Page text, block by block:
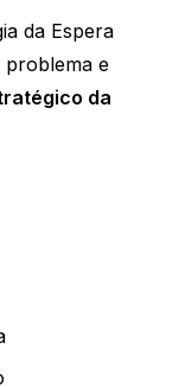
da Espera
problema e
da